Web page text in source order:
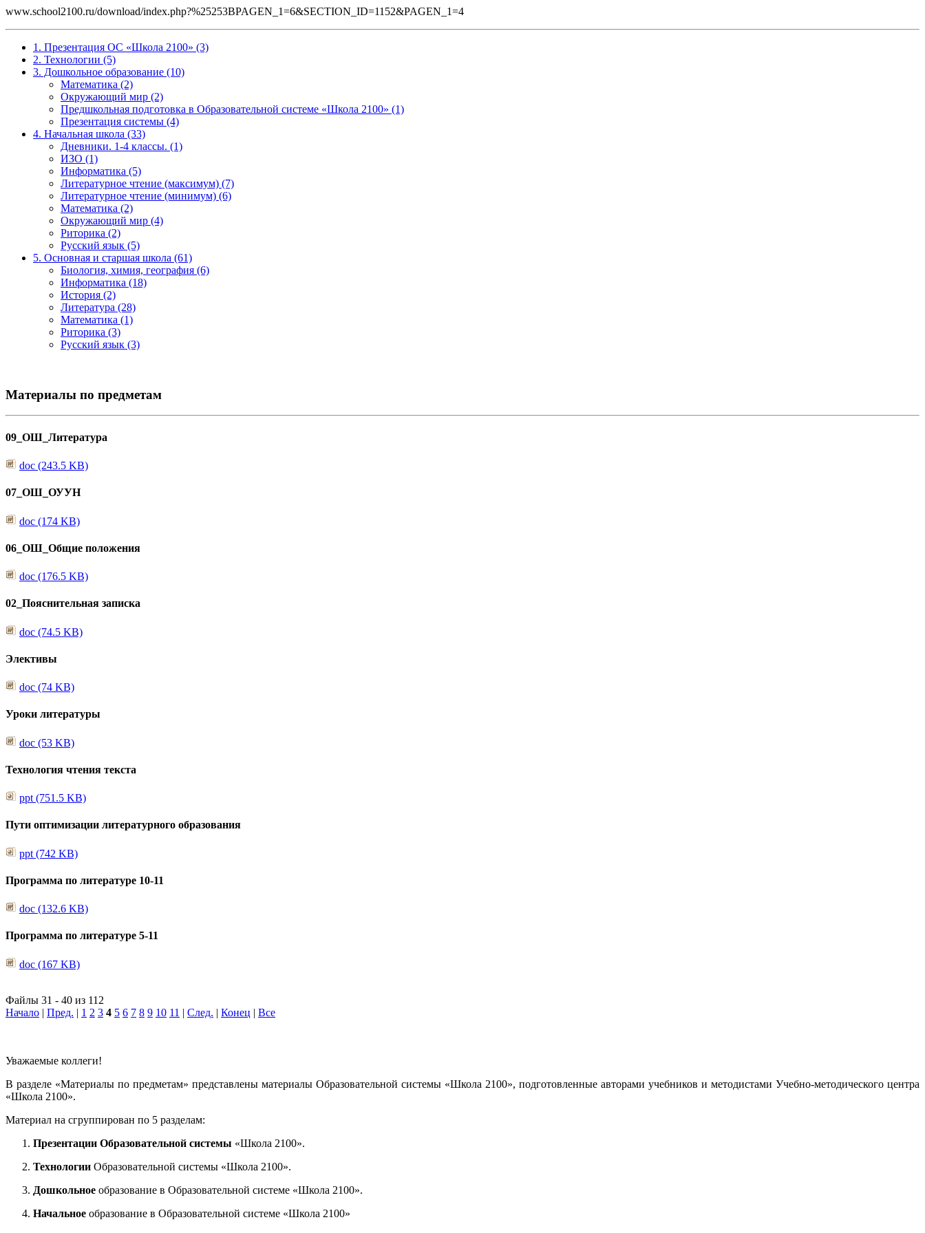
www.school2100.ru/download/index.php?%25253BPAGEN_1=6&SECTION_ID=1152&PAGEN_1=4
1. Презентация ОС «Школа 2100» (3)
2. Технологии (5)
3. Дошкольное образование (10)
Математика (2)
Окружающий мир (2)
Предшкольная подготовка в Образовательной системе «Школа 2100» (1)
Презентация системы (4)
4. Начальная школа (33)
Дневники. 1-4 классы. (1)
ИЗО (1)
Информатика (5)
Литературное чтение (максимум) (7)
Литературное чтение (минимум) (6)
Математика (2)
Окружающий мир (4)
Риторика (2)
Русский язык (5)
5. Основная и старшая школа (61)
Биология, химия, география (6)
Информатика (18)
История (2)
Литература (28)
Математика (1)
Риторика (3)
Русский язык (3)
Материалы по предметам
09_ОШ_Литература
doc (243.5 KB)
07_ОШ_ОУУН
doc (174 KB)
06_ОШ_Общие положения
doc (176.5 KB)
02_Пояснительная записка
doc (74.5 KB)
Элективы
doc (74 KB)
Уроки литературы
doc (53 KB)
Технология чтения текста
ppt (751.5 KB)
Пути оптимизации литературного образования
ppt (742 KB)
Программа по литературе 10-11
doc (132.6 KB)
Программа по литературе 5-11
doc (167 KB)
Файлы 31 - 40 из 112
Начало | Пред. | 1 2 3 4 5 6 7 8 9 10 11 | След. | Конец | Все
Уважаемые коллеги!
В разделе «Материалы по предметам» представлены материалы Образовательной системы «Школа 2100», подготовленные авторами учебников и методистами Учебно-методического центра
«Школа 2100».
Материал на сгруппирован по 5 разделам:
Презентации Образовательной системы «Школа 2100».
Технологии Образовательной системы «Школа 2100».
Дошкольное образование в Образовательной системе «Школа 2100».
Начальное образование в Образовательной системе «Школа 2100»